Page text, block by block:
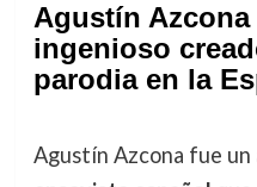
Agustín Azcona
ingenioso
parodia en la
Agustín Azcona fue un